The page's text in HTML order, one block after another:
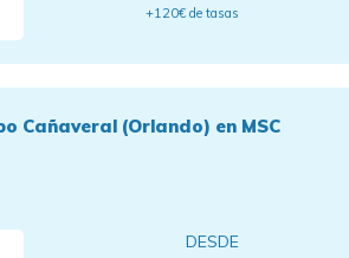
+120€ de tasas
Cañaveral (Orlando) en MSC
DESDE